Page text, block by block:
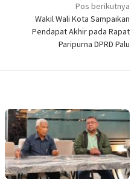
Pos berikutnya
Wakil Wali Kota Sampaikan
Pendapat Akhir pada Rapat
Paripurna DPRD Palu